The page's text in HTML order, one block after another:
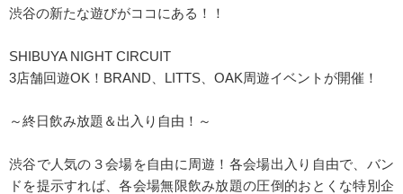
渋谷の新たな遊びがココにある！！
SHIBUYA NIGHT CIRCUIT
3店舗回遊OK！BRAND、LITTS、OAK周遊イベントが開催！
～終日飲み放題＆出入り自由！～
渋谷で人気の３会場を自由に周遊！各会場出入り自由で、バン
ドを提示すれば、各会場無限飲み放題の圧倒的おとくな特別企